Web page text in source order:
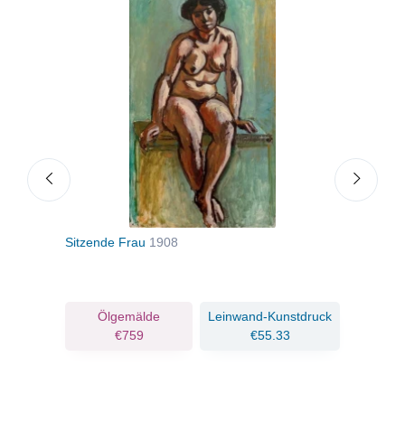
Sitzende Frau 1908
Ölgemälde
€759
Leinwand-Kunstdruck
€55.33